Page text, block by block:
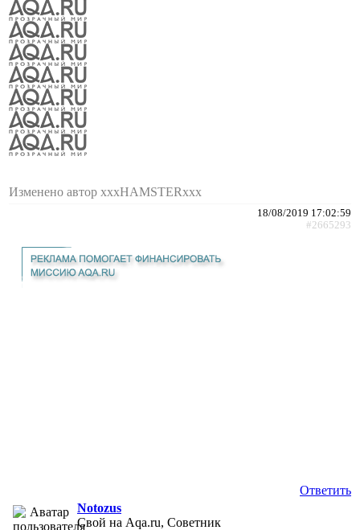
Изменено автор xxxHAMSTERxxx
18/08/2019 17:02:59
#2665293
Ответить
Notozus
Свой на Aqa.ru, Советник